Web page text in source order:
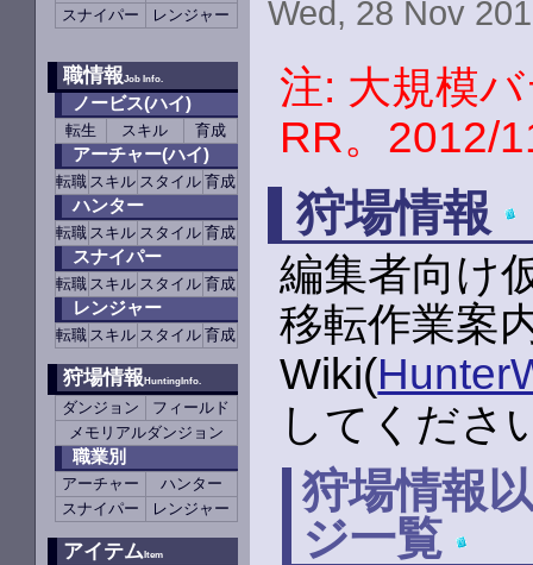
スナイパー
レンジャー
職情報Job Info.
ノービス(ハイ)
転生 スキル 育成
アーチャー(ハイ)
転職 スキル スタイル 育成
ハンター
転職 スキル スタイル 育成
スナイパー
転職 スキル スタイル 育成
レンジャー
転職 スキル スタイル 育成
狩場情報HuntingInfo.
ダンジョン
フィールド
メモリアルダンジョン
職業別
アーチャー
ハンター
スナイパー
レンジャー
アイテムItem
Wed, 28 Nov
注: 大規模
RR。2012/
狩場情報
編集者向け
移転作業案
Wiki(
してくださ
狩場情報
ジ一覧